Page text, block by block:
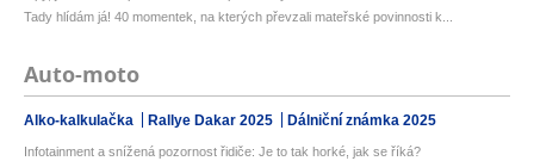
Tady hlídám já! 40 momentek, na kterých převzali mateřské povinnosti k...
Auto-moto
Alko-kalkulačka Rallye Dakar 2025 Dálniční známka 2025
Infotainment a snížená pozornost řidiče: Je to tak horké, jak se říká?